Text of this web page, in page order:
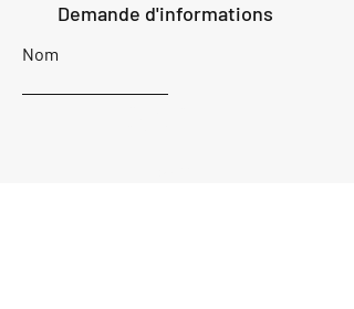
Demande d'informations
Nom